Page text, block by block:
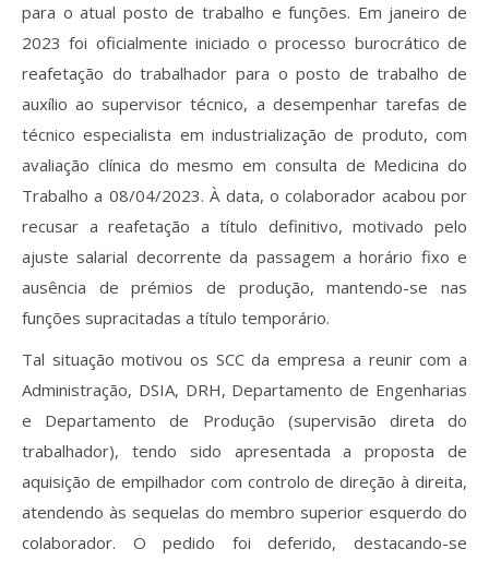
para o atual posto de trabalho e funções. Em janeiro de
2023 foi oficialmente iniciado o processo burocrático de
reafetação do trabalhador para o posto de trabalho de
auxílio ao supervisor técnico, a desempenhar tarefas de
técnico especialista em industrialização de produto, com
avaliação clínica do mesmo em consulta de Medicina do
Trabalho a 08/04/2023. À data, o colaborador acabou por
recusar a reafetação a título definitivo, motivado pelo
ajuste salarial decorrente da passagem a horário fixo e
ausência de prémios de produção, mantendo-se nas
funções supracitadas a título temporário.
Tal situação motivou os SCC da empresa a reunir com a
Administração, DSIA, DRH, Departamento de Engenharias
e Departamento de Produção (supervisão direta do
trabalhador), tendo sido apresentada a proposta de
aquisição de empilhador com controlo de direção à direita,
atendendo às sequelas do membro superior esquerdo do
colaborador. O pedido foi deferido, destacando-se